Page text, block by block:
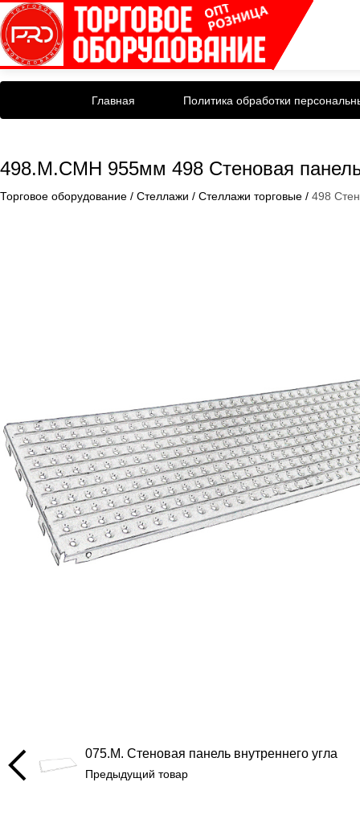
Главная Политика обработки
498.М.СМН 955мм 498 Стеновая
Торговое оборудование / Стеллажи / Стеллажи торговые / 498
075.М. Стеновая панель внутреннего угла
Предыдущий товар